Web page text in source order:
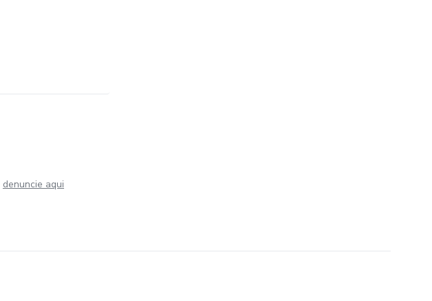
denuncie aqui